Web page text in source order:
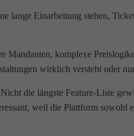
lange Einarbeitung stehen,
komplexe
wirklich versteht oder
die längste Feature-Liste
weil die Plattform